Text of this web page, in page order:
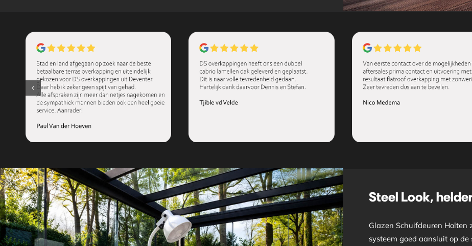
Steel Look,
Glazen Schuifdeuren
systeem goed aansluit op